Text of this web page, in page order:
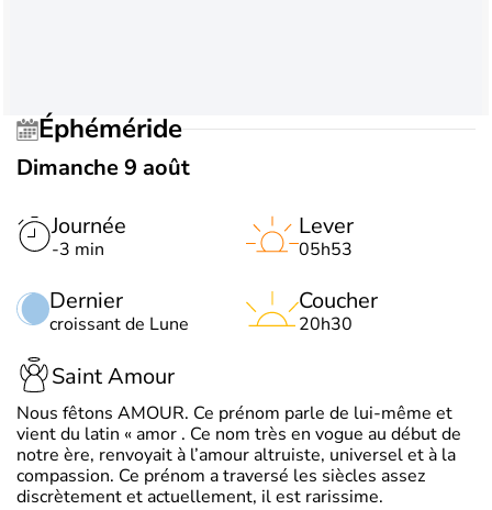
Éphéméride
Dimanche 9 août
Journée
-3 min
Dernier
croissant de Lune
Lever
05h53
Coucher
20h30
Saint Amour
Nous fêtons AMOUR. Ce prénom parle de lui-même et
vient du latin « amor . Ce nom très en vogue au début de
notre ère, renvoyait à l’amour altruiste, universel et à la
compassion. Ce prénom a traversé les siècles assez
discrètement et actuellement, il est rarissime.